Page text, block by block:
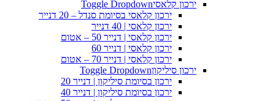
ירכון קלאסי Toggle Dropdown
ירכון קלאסי בסיומת סנדל – 20 דנייר
ירכון קלאסי | 40 דנייר
ירכון קלאסי | דנייר 50 – אטום
ירכון קלאסי | דנייר 60
ירכון קלאסי | דנייר 70 – אטום
ירכון סיליקוןToggle Dropdown
ירכון בסיומת סיליקון | דנייר 20
ירכון בסיומת סיליקון | דנייר 40